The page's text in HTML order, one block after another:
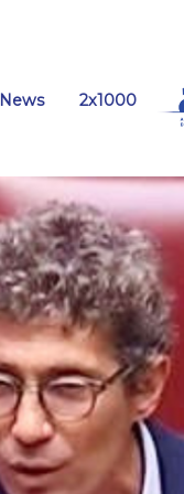
News(current)
2x1000